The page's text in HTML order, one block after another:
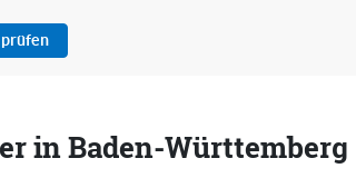
prüfen
in Baden-Württemberg